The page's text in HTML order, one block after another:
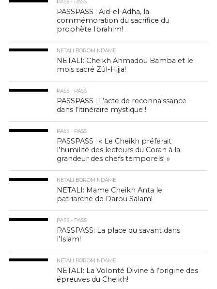
PASS - PASS
PASSPASS : Aïd-el-Adha, la
commémoration du sacrifice du
prophète Ibrahim!
NETALI BOROM NDAME
NETALI: Cheikh Ahmadou Bamba et le
mois sacré Zûl-Hijja!
PASS - PASS
PASSPASS : L’acte de reconnaissance
dans l’itinéraire mystique !
PASS - PASS
PASSPASS : « Le Cheikh préférait
l’humilité des lecteurs du Coran à la
grandeur des chefs temporels! »
NETALI BOROM NDAME
NETALI: Mame Cheikh Anta le
patriarche de Darou Salam!
PASS - PASS
PASSPASS: La place du savant dans
l’Islam!
NETALI BOROM NDAME
NETALI: La Volonté Divine à l’origine des
épreuves du Cheikh!